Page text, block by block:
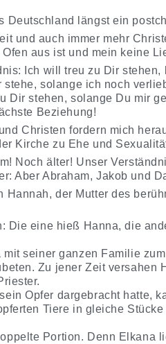
Deutschland längst ein
und auch immer mehr
aus ist und mein keine
Ich will treu zu Dir stehen,
stehe, solange ich noch
Dir stehen, solange Du mir
Beziehung!
Christen fordern mich
Kirche zu Ehe und
Noch älter! Unser
Aber Abraham, Jakob und
Hannah, der Mutter des
Die eine hieß Hanna, die
seiner ganzen Familie
Zu jener Zeit
Opfer dargebracht hatte,
Tiere in gleiche
Portion. Denn Elkana